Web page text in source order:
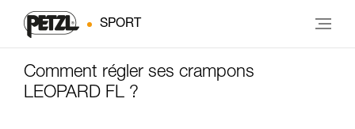
SPORT
Comment régler ses crampons
LEOPARD FL ?